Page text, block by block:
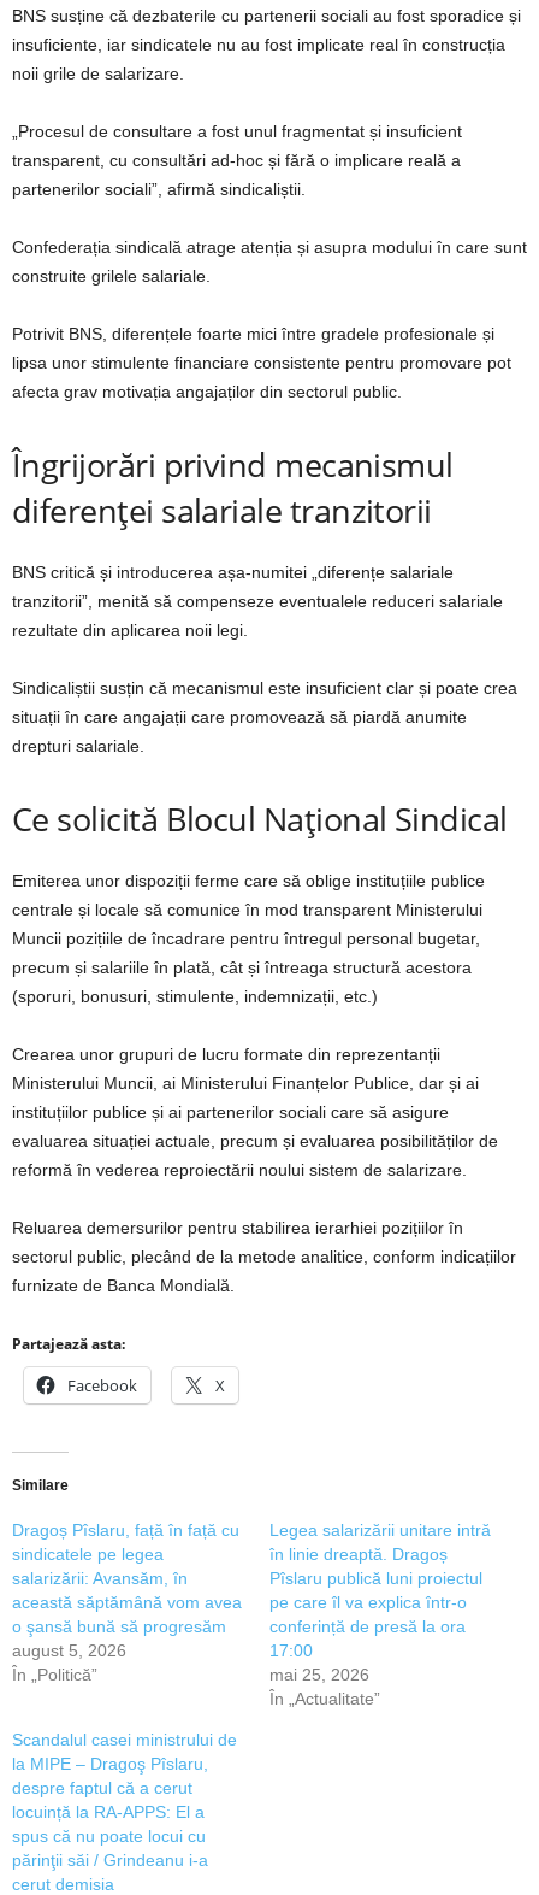
BNS susține că dezbaterile cu partenerii sociali au fost sporadice și
insuficiente, iar sindicatele nu au fost implicate real în construcția
noii grile de salarizare.
„Procesul de consultare a fost unul fragmentat și insuficient
transparent, cu consultări ad-hoc și fără o implicare reală a
partenerilor sociali”, afirmă sindicaliștii.
Confederația sindicală atrage atenția și asupra modului în care sunt
construite grilele salariale.
Potrivit BNS, diferențele foarte mici între gradele profesionale și
lipsa unor stimulente financiare consistente pentru promovare pot
afecta grav motivația angajaților din sectorul public.
Îngrijorări privind mecanismul
diferenței salariale tranzitorii
BNS critică și introducerea așa-numitei „diferențe salariale
tranzitorii”, menită să compenseze eventualele reduceri salariale
rezultate din aplicarea noii legi.
Sindicaliștii susțin că mecanismul este insuficient clar și poate crea
situații în care angajații care promovează să piardă anumite
drepturi salariale.
Ce solicită Blocul Național Sindical
Emiterea unor dispoziții ferme care să oblige instituțiile publice
centrale și locale să comunice în mod transparent Ministerului
Muncii pozițiile de încadrare pentru întregul personal bugetar,
precum și salariile în plată, cât și întreaga structură acestora
(sporuri, bonusuri, stimulente, indemnizații, etc.)
Crearea unor grupuri de lucru formate din reprezentanții
Ministerului Muncii, ai Ministerului Finanțelor Publice, dar și ai
instituțiilor publice și ai partenerilor sociali care să asigure
evaluarea situației actuale, precum și evaluarea posibilităților de
reformă în vederea reproiectării noului sistem de salarizare.
Reluarea demersurilor pentru stabilirea ierarhiei pozițiilor în
sectorul public, plecând de la metode analitice, conform indicațiilor
furnizate de Banca Mondială.
Partajează asta:
Facebook X
Similare
Dragoș Pîslaru, față în față cu
sindicatele pe legea
salarizării: Avansăm, în
această săptămână vom avea
o şansă bună să progresăm
august 5, 2026
În „Politică”
Legea salarizării unitare intră
în linie dreaptă. Dragoș
Pîslaru publică luni proiectul
pe care îl va explica într-o
conferință de presă la ora
17:00
mai 25, 2026
În „Actualitate”
Scandalul casei ministrului de
la MIPE – Dragoş Pîslaru,
despre faptul că a cerut
locuință la RA-APPS: El a
spus că nu poate locui cu
părinţii săi / Grindeanu i-a
cerut demisia